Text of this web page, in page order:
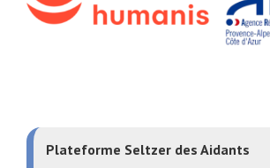
Plateforme Seltzer des Aidants